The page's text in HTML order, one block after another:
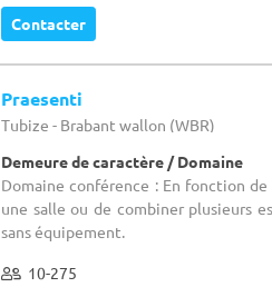
Contacter
Praesenti
Tubize - Brabant wallon (WBR)
Demeure de caractère / Domaine
Domaine conférence : En fonction
une salle ou de combiner plusieurs
sans équipement.
10-275